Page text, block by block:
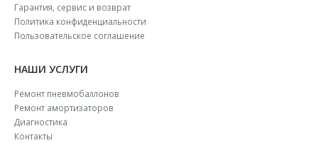
Гарантия, сервис и возврат
Политика конфиденциальности
Пользовательское соглашение
НАШИ УСЛУГИ
Ремонт пневмобаллонов
Ремонт амортизаторов
Диагностика
Контакты